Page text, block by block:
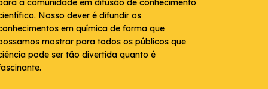
a comunidade em difusão de conhecimento
Nosso dever é difundir os
em química de forma que
mostrar para todos os públicos que
pode ser tão divertida quanto é